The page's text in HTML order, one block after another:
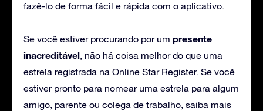
fazê-lo de forma fácil e rápida com o aplicativo.
Se você estiver procurando por um presente
inacreditável, não há coisa melhor do que uma
estrela registrada na Online Star Register. Se você
estiver pronto para nomear uma estrela para algum
amigo, parente ou colega de trabalho, saiba mais